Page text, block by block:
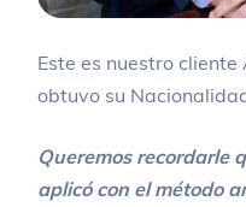
Este es nuestro
obtuvo su
Queremos recordarle
aplicó con el método